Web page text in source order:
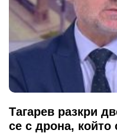
Тагарев разкри
се с дрона, който